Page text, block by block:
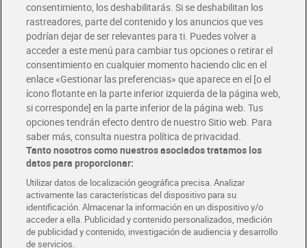
Mini biscotes El Molino de
Dia 240 g
1,60 € (6,67 €/KILO)
Añadir
Pan tostado El Molino de
Dia 270 g
1,29 € (4,78 €/KILO)
Añadir
consentimiento, los deshabilitarás. Si se deshabilitan los
rastreadores, parte del contenido y los anuncios que ves
podrían dejar de ser relevantes para ti. Puedes volver a
acceder a este menú para cambiar tus opciones o retirar el
consentimiento en cualquier momento haciendo clic en el
enlace «Gestionar las preferencias» que aparece en el [o el
ícono flotante en la parte inferior izquierda de la página web,
si corresponde] en la parte inferior de la página web. Tus
opciones tendrán efecto dentro de nuestro Sitio web. Para
saber más, consulta nuestra política de privacidad.
Tanto nosotros como nuestros asociados tratamos los
datos para proporcionar:
Utilizar datos de localización geográfica precisa. Analizar
activamente las características del dispositivo para su
identificación. Almacenar la información en un dispositivo y/o
acceder a ella. Publicidad y contenido personalizados, medición
de publicidad y contenido, investigación de audiencia y desarrollo
de servicios.